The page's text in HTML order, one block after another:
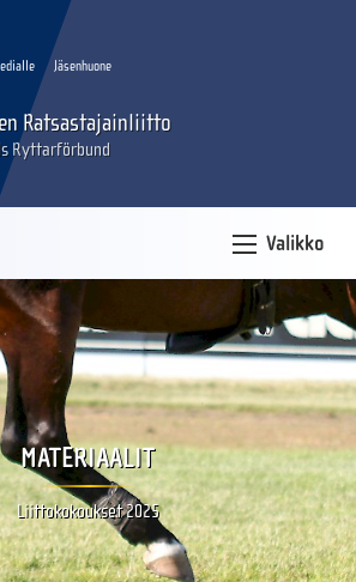
Jäsenhuone
Ratsastajainliitto
Ryttarförbund
Valikko
MATERIAALIT
Liittokokoukset 2025